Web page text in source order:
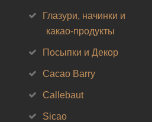
Глазури, начинки и
какао-продукты
Посыпки и Декор
Cacao Barry
Callebaut
Sicao